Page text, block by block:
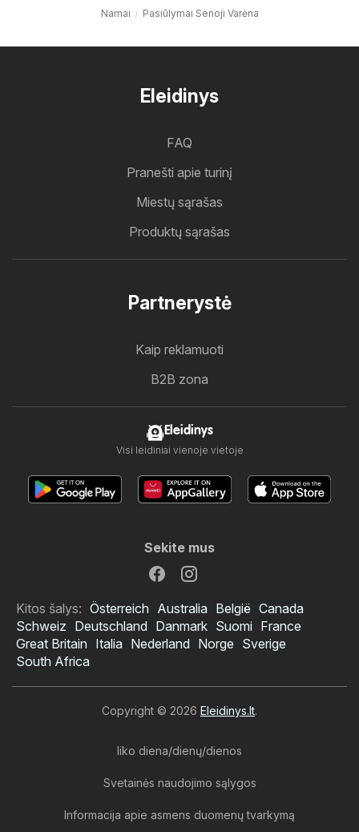
Namai Pasiūlymai Senoji Varėna
Eleidinys
FAQ
Pranešti apie turinį
Miestų sąrašas
Produktų sąrašas
Partnerystė
Kaip reklamuoti
B2B zona
Eleidinys
Visi leidiniai vienoje vietoje
Sekite mus
Kitos šalys: Österreich Australia België Canada
Schweiz Deutschland Danmark Suomi France
Great Britain Italia Nederland Norge Sverige
South Africa
Copyright © 2026 Eleidinys.lt.
liko diena/dienų/dienos
Svetainės naudojimo sąlygos
Informacija apie asmens duomenų tvarkymą